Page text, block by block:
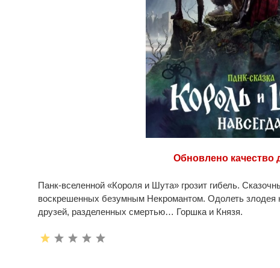
Обновлено качество
Панк-вселенной «Короля и Шута» грозит гибель.
воскрешенных безумным Некромантом. Одолеть злодея
друзей, разделенных смертью… Горшка и Князя.